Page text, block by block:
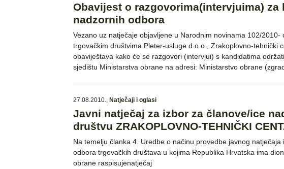
Obavijest o razgovorima(intervjuima)
nadzornih odbora
Vezano uz natječaje objavljene u Narodnim novinama 102/
trgovačkim društvima Pleter-usluge d.o.o., Zrakoplovno-tehnički
obaviještava kako će se razgovori (intervjui) s kandidatima
sjedištu Ministarstva obrane na adresi: Ministarstvo obrane
27.08.2010. Natječaji i oglasi
Javni natječaj za izbor za članove/ice
društvu ZRAKOPLOVNO-TEHNIČKI
Na temelju članka 4. Uredbe o načinu provedbe javnog
odbora trgovačkih društava u kojima Republika Hrvatska ima
obrane raspisujenatječaj